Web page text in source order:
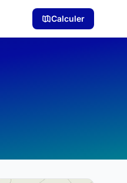
Calculer